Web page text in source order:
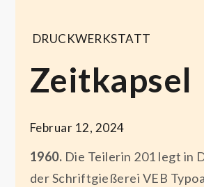
DRUCKWERKSTATT
Zeitkapsel
Februar 12, 2024
1960. Die Teilerin 201 legt in
der Schriftgießerei VEB